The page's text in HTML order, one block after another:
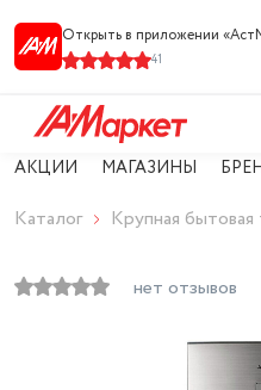
Открыть в приложении
41
АКЦИИ МАГАЗИНЫ
Каталог Крупная бытовая
нет отзывов